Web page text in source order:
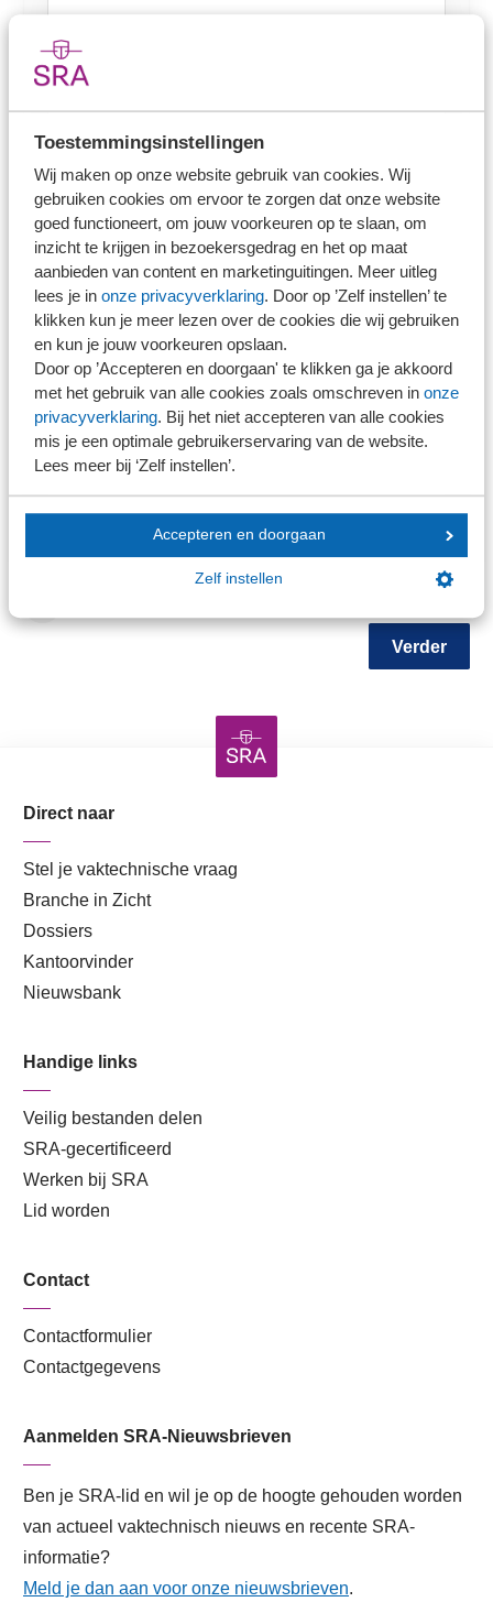
Toestemmingsinstellingen
Wij maken op onze website gebruik van cookies. Wij
gebruiken cookies om ervoor te zorgen dat onze website
goed functioneert, om jouw voorkeuren op te slaan, om
inzicht te krijgen in bezoekersgedrag en het op maat
aanbieden van content en marketinguitingen. Meer uitleg
lees je in onze privacyverklaring. Door op ’Zelf instellen’ te
klikken kun je meer lezen over de cookies die wij gebruiken
en kun je jouw voorkeuren opslaan.
Door op ’Accepteren en doorgaan' te klikken ga je akkoord
met het gebruik van alle cookies zoals omschreven in onze
privacyverklaring. Bij het niet accepteren van alle cookies
mis je een optimale gebruikerservaring van de website.
Lees meer bij ‘Zelf instellen’.
Accepteren en doorgaan
Zelf instellen
E-mailadres *
Mobiel telefoonnummer
NOB-lid
Ja
Nee
NEVOA-lid
Ja
Nee
Opmerkingen
Verder
Direct naar
Stel je vaktechnische vraag
Branche in Zicht
Dossiers
Kantoorvinder
Nieuwsbank
Handige links
Veilig bestanden delen
SRA-gecertificeerd
Werken bij SRA
Lid worden
Contact
Contactformulier
Contactgegevens
Aanmelden SRA-Nieuwsbrieven
Ben je SRA-lid en wil je op de hoogte gehouden worden
van actueel vaktechnisch nieuws en recente SRA-
informatie?
Meld je dan aan voor onze nieuwsbrieven.